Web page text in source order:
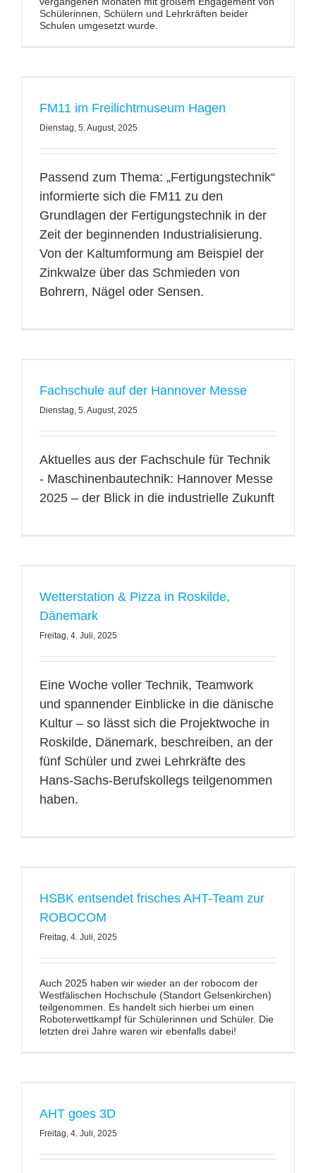
Schülerinnen, Schülern und Lehrkräften beider
Schulen umgesetzt wurde.
FM11 im Freilichtmuseum Hagen
Dienstag, 5. August, 2025
Passend zum Thema: „Fertigungstechnik“
informierte sich die FM11 zu den
Grundlagen der Fertigungstechnik in der
Zeit der beginnenden Industrialisierung.
Von der Kaltumformung am Beispiel der
Zinkwalze über das Schmieden von
Bohrern, Nägel oder Sensen.
Fachschule auf der Hannover Messe
Dienstag, 5. August, 2025
Aktuelles aus der Fachschule für Technik
- Maschinenbautechnik: Hannover Messe
2025 – der Blick in die industrielle Zukunft
Wetterstation & Pizza in Roskilde,
Dänemark
Freitag, 4. Juli, 2025
Eine Woche voller Technik, Teamwork
und spannender Einblicke in die dänische
Kultur – so lässt sich die Projektwoche in
Roskilde, Dänemark, beschreiben, an der
fünf Schüler und zwei Lehrkräfte des
Hans-Sachs-Berufskollegs teilgenommen
haben.
HSBK entsendet frisches AHT-Team zur
ROBOCOM
Freitag, 4. Juli, 2025
Auch 2025 haben wir wieder an der robocom der
Westfälischen Hochschule (Standort Gelsenkirchen)
teilgenommen. Es handelt sich hierbei um einen
Roboterwettkampf für Schülerinnen und Schüler. Die
letzten drei Jahre waren wir ebenfalls dabei!
AHT goes 3D
Freitag, 4. Juli, 2025